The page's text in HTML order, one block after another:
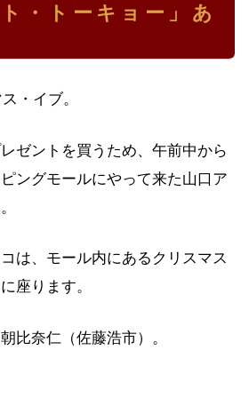
・トーキョー」あ
・イブ。
ゼントを買うため、午前中から
ングモールにやって来た山口ア
は、モール内にあるクリスマス
座ります。
比奈仁（佐藤浩市）。